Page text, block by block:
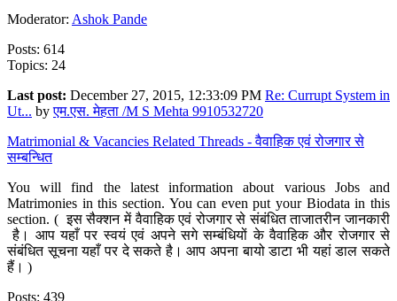
Moderator: Ashok Pande
Posts: 614
Topics: 24
Last post: December 27, 2015, 12:33:09 PM Re: Currupt System in
Ut... byएम.एस. मेहता /M S Mehta 9910532720
Matrimonial & Vacancies Related Threads - वैवाहिक एवं रोजगार से
सम्बन्धित
You will find the latest information about various Jobs and
Matrimonies in this section. You can even put your Biodata in this
section. ( इस सैक्शन में वैवाहिक एवं रोजगार से संबंधित ताजातरीन जानकारी
है। आप यहाँ पर स्वयं एवं अपने सगे सम्बंधियों के वैवाहिक और रोजगार से
संबंधित सूचना यहाँ पर दे सकते है। आप अपना बायो डाटा भी यहां डाल सकते
हैं। )
Posts: 439